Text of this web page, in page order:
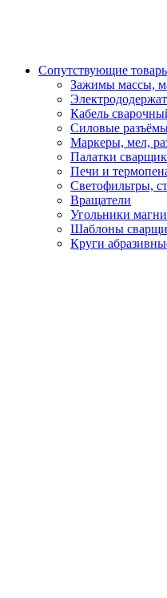
Сопутствующие
Зажимы массы,
Кабель
Силовые
Маркеры, мел,
Палатки
Печи и
Светофильтры,
Вращатели
Угольники
Шаблоны
Круги